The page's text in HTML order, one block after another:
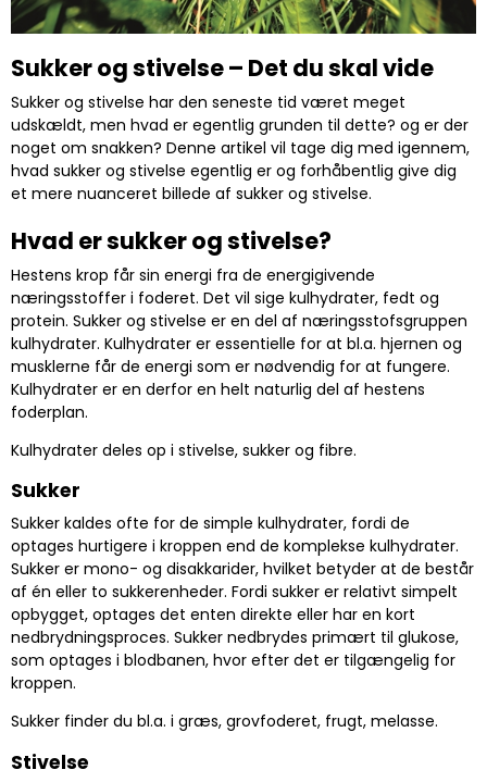
Sukker og stivelse – Det du skal vide
Sukker og stivelse har den seneste tid været meget
udskældt, men hvad er egentlig grunden til dette? og er der
noget om snakken? Denne artikel vil tage dig med igennem,
hvad sukker og stivelse egentlig er og forhåbentlig give dig
et mere nuanceret billede af sukker og stivelse.
Hvad er sukker og stivelse?
Hestens krop får sin energi fra de energigivende
næringsstoffer i foderet. Det vil sige kulhydrater, fedt og
protein. Sukker og stivelse er en del af næringsstofsgruppen
kulhydrater. Kulhydrater er essentielle for at bl.a. hjernen og
musklerne får de energi som er nødvendig for at fungere.
Kulhydrater er en derfor en helt naturlig del af hestens
foderplan.
Kulhydrater deles op i stivelse, sukker og fibre.
Sukker
Sukker kaldes ofte for de simple kulhydrater, fordi de
optages hurtigere i kroppen end de komplekse kulhydrater.
Sukker er mono- og disakkarider, hvilket betyder at de består
af én eller to sukkerenheder. Fordi sukker er relativt simpelt
opbygget, optages det enten direkte eller har en kort
nedbrydningsproces. Sukker nedbrydes primært til glukose,
som optages i blodbanen, hvor efter det er tilgængelig for
kroppen.
Sukker finder du bl.a. i græs, grovfoderet, frugt, melasse.
Stivelse